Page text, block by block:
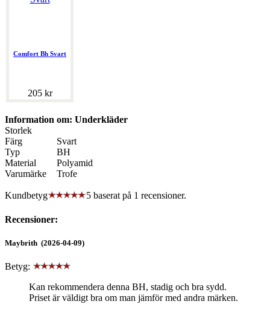
Comfort Bh Svart
205 kr
Information om: Underkläder
Storlek
Färg
Svart
Typ
BH
Material
Polyamid
Varumärke
Trofe
Kundbetyg 5 baserat på 1 recensioner.
Recensioner:
Maybrith (2026-04-09)
Betyg:
Kan rekommendera denna BH, stadig och bra sydd.
Priset är väldigt bra om man jämför med andra märken.